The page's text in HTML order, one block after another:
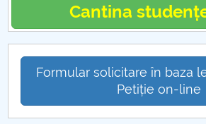
Cantina
Formular solicitare în baza
Petiție on-line